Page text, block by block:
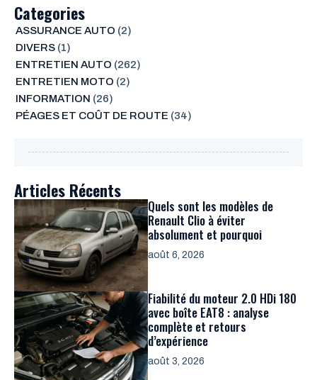
Categories
ASSURANCE AUTO (2)
DIVERS(1)
ENTRETIEN AUTO (262)
ENTRETIEN MOTO (2)
INFORMATION (26)
PÉAGES ET COÛT DE ROUTE (34)
Articles Récents
Quels sont les modèles de
Renault Clio à éviter
absolument et pourquoi
août 6, 2026
Fiabilité du moteur 2.0 HDi 180
avec boîte EAT8 : analyse
complète et retours
d’expérience
août 3, 2026